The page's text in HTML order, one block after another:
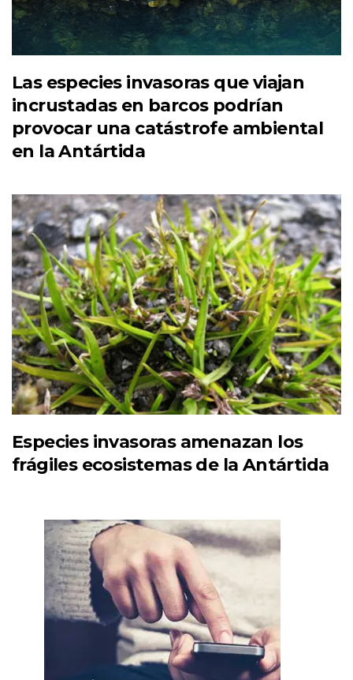
Las especies invasoras que viajan
incrustadas en barcos podrían
provocar una catástrofe ambiental
en la Antártida
Especies invasoras amenazan los
frágiles ecosistemas de la Antártida